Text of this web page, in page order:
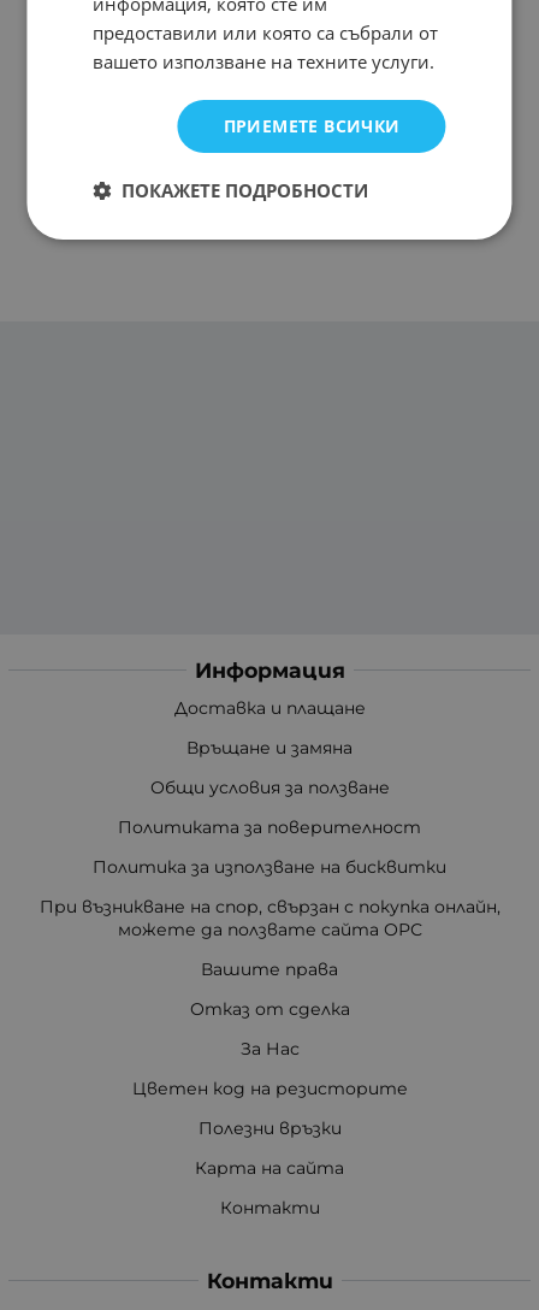
Информация
Доставка и плащане
Връщане и замяна
Общи условия за ползване
Политиката за поверителност
Политика за използване на бисквитки
При възникване на спор, свързан с покупка онлайн,
можете да ползвате сайта ОРС
Вашите права
Отказ от сделка
За Нас
Цветен код на резисторите
Полезни връзки
Карта на сайта
Контакти
Контакти
предоставили или която са събрали от
вашето използване на техните услуги.
ПРИЕМЕТЕ ВСИЧКИ
ПОКАЖЕТЕ ПОДРОБНОСТИ